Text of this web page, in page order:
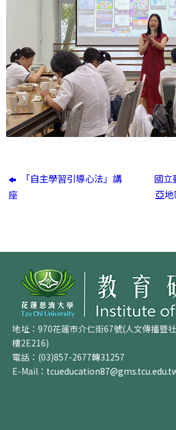
「自主學習引導心法」講
座
國立
亞地
地址：970花蓮市介仁街67號(人文傳播暨
樓2E216)
電話：(03)857-2677轉31257
E-Mail：